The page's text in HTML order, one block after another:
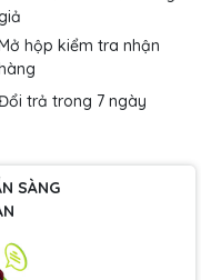
hộp kiểm tra nhận
trả trong 7 ngày
SÀNG